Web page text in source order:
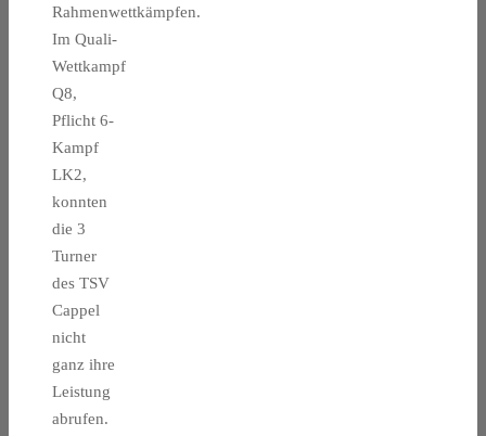
Rahmenwettkämpfen.
Im Quali-
Wettkampf
Q8,
Pflicht 6-
Kampf
LK2,
konnten
die 3
Turner
des TSV
Cappel
nicht
ganz ihre
Leistung
abrufen.